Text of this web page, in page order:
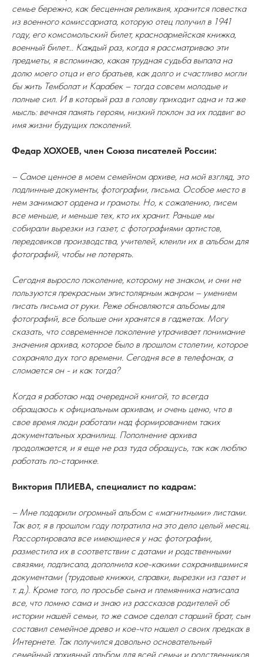
семье бережно, как бесценная реликвия, хранится повестка
из военного комиссариата, которую отец получил в 1941
году, его комсомольский билет, красноармейская книжка,
военный билет… Каждый раз, когда я рассматриваю эти
предметы, я вспоминаю, какая трудная судьба выпала на
долю моего отца и его братьев, как долго и счастливо могли
бы жить Темболат и Карабек – тогда совсем молодые и
полные сил. И в который раз в голову приходит одна и та же
мысль: вечная память героям, низкий поклон за их подвиг во
имя жизни будущих поколений.
Федар ХОХОЕВ, член Союза писателей России:
– Самое ценное в моем семейном архиве, на мой взгляд, это
подлинные документы, фотографии, письма. Особое место в
нем занимают ордена и грамоты. Но, к сожалению, писем
все меньше, и меньше тех, кто их хранит. Раньше мы
собирали вырезки из газет, с фотографиями артистов,
передовиков производства, учителей, клеили их в альбом для
фотографий, чтобы не потерять.
Сегодня выросло поколение, которому не знаком, и они не
пользуются прекрасным эпистолярным жанром – умением
писать письма от руки. Реже обновляются альбомы для
фотографий, все больше они хранятся в гаджетах. Могу
сказать, что современное поколение утрачивает понимание
значения архива, которое было в прошлом столетии, которое
сохраняло дух того времени. Сегодня все в телефонах, а
сломается он - и как тогда?
Когда я работаю над очередной книгой, то всегда
обращаюсь к официальным архивам, и очень ценю, что в
свое время люди работали над формированием таких
документальных хранилищ. Пополнение архива
продолжается, и я еще не раз туда обращусь, так как люблю
работать по-старинке.
Виктория ПЛИЕВА, специалист по кадрам:
– Мне подарили огромный альбом с «магнитными» листами.
Так вот, я в прошлом году потратила на это дело целый месяц.
Рассортировала все имеющиеся у нас фотографии,
разместила их в соответствии с датами и родственными
связями, подписала, дополнила кое-какими сохранившимися
документами (трудовые книжки, справки, вырезки из газет и
т. д.). Кроме того, по просьбе сына и племянника написала
все, что помню сама и знаю из рассказов родителей об
истории нашей семьи, то же самое сделал старший брат, сын
составил семейное древо и кое-что нашел о своих предках в
Интернете. Так получился довольно основательный
семейный архивный альбом для всей семьи и родственников.